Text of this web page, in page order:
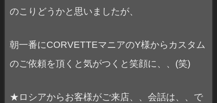
のこりどうかと思いましたが、
朝一番にCORVETTEマニアのY様からカスタム
のご依頼を頂くと気がつくと笑顔に、、(笑)
★ロシアからお客様がご来店、、会話は、、で